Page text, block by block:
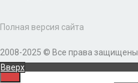
Полная версия сайта
2008-2025 © Все права защищены.
Вверх